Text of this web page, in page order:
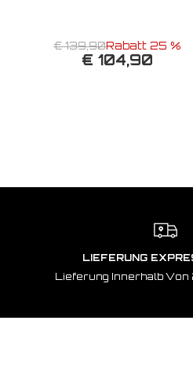
€ 139,90Rabatt 25 %
€ 104,90
LIEFERUNG
Lieferung Innerhalb Von